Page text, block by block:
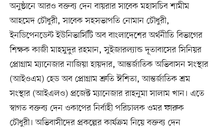
অনুষ্ঠানে আরও বক্তব্য দেন বায়রার সাবেক মহাসচিব শামীম
আহমেদ চৌধুরী, সাবেক সহসভাপতি নোমান চৌধুরী,
ইনডিপেনডেন্ট ইউনিভার্সিটি অব বাংলাদেশের অর্থনীতি বিভাগের
শিক্ষক কাজী মাহমুদুর রহমান, সুইজারল্যান্ড দূতাবাসের সিনিয়র
প্রোগ্রাম ম্যানেজার নাজিয়া হায়দার, আন্তর্জাতিক অভিবাসন সংস্থার
(আইওএম) হেড অব প্রোগ্রাম শ্রুতি ঈশিতা, আন্তর্জাতিক শ্রম
সংস্থার (আইএলও) প্রজেক্ট ম্যানেজার রাহনুমা সালাম খান। এতে
স্বাগত বক্তব্য দেন ওকাপের নির্বাহী পরিচালক ওমর ফারুক
চৌধুরী। অভিবাসীদের প্রকল্পের কার্যক্রম নিয়ে বক্তব্য দেন